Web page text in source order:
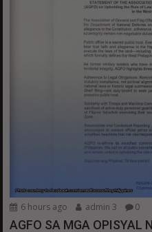
6 hours ago admin 3 0
AGFO SA MGA OPISYAL